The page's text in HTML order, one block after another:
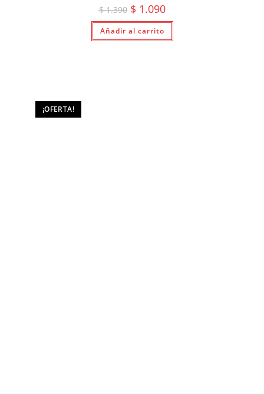
$1.390 El
precio
original
era:
$ 1.390.
$ 1.090El
precio
actual
$ 1.090.
Añadir al carrito
¡OFERTA!